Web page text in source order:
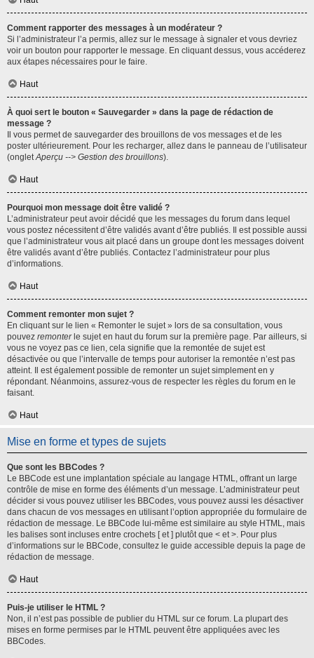
Comment rapporter des messages à un modérateur ?
Si l’administrateur l’a permis, allez sur le message à signaler et vous devriez
voir un bouton pour rapporter le message. En cliquant dessus, vous accéderez
aux étapes nécessaires pour le faire.
Haut
À quoi sert le bouton « Sauvegarder » dans la page de rédaction de
message ?
Il vous permet de sauvegarder des brouillons de vos messages et de les
poster ultérieurement. Pour les recharger, allez dans le panneau de l’utilisateur
(ongletAperçu --> Gestion des brouillons).
Haut
Pourquoi mon message doit être validé ?
L’administrateur peut avoir décidé que les messages du forum dans lequel
vous postez nécessitent d’être validés avant d’être publiés. Il est possible aussi
que l’administrateur vous ait placé dans un groupe dont les messages doivent
être validés avant d’être publiés. Contactez l’administrateur pour plus
d’informations.
Haut
Comment remonter mon sujet ?
En cliquant sur le lien « Remonter le sujet » lors de sa consultation, vous
pouvez remonterle sujet en haut du forum sur la première page. Par ailleurs, si
vous ne voyez pas ce lien, cela signifie que la remontée de sujet est
désactivée ou que l’intervalle de temps pour autoriser la remontée n’est pas
atteint. Il est également possible de remonter un sujet simplement en y
répondant. Néanmoins, assurez-vous de respecter les règles du forum en le
faisant.
Haut
Mise en forme et types de sujets
Que sont les BBCodes ?
Le BBCode est une implantation spéciale au langage HTML, offrant un large
contrôle de mise en forme des éléments d’un message. L’administrateur peut
décider si vous pouvez utiliser les BBCodes, vous pouvez aussi les désactiver
dans chacun de vos messages en utilisant l’option appropriée du formulaire de
rédaction de message. Le BBCode lui-même est similaire au style HTML, mais
les balises sont incluses entre crochets [ et ] plutôt que < et >. Pour plus
d’informations sur le BBCode, consultez le guide accessible depuis la page de
rédaction de message.
Haut
Puis-je utiliser le HTML ?
Non, il n’est pas possible de publier du HTML sur ce forum. La plupart des
mises en forme permises par le HTML peuvent être appliquées avec les
BBCodes.